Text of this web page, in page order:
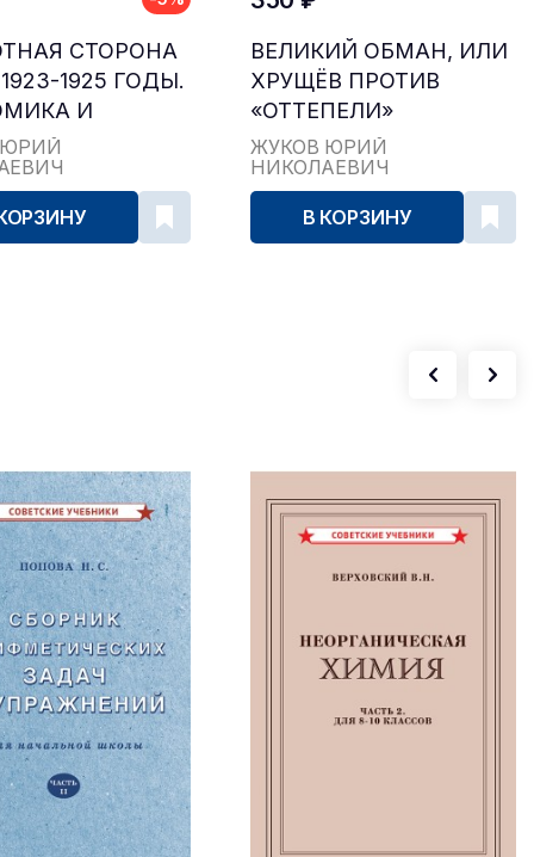
СТОРОНА
1925 ГОДЫ.
И
В СССР
ВЕЛИКИЙ ОБМАН, ИЛИ
ХРУЩЁВ ПРОТИВ
«ОТТЕПЕЛИ»
ЖУКОВ ЮРИЙ
НИКОЛАЕВИЧ
В КОРЗИНУ